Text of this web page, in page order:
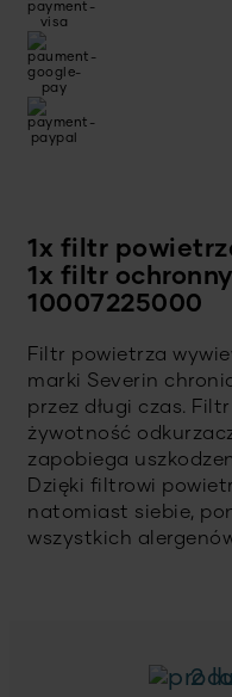
1x filtr
1x filtr
10007225000
Filtr powietrza
marki Severin
przez długi czas.
żywotność
zapobiega
Dzięki filtrowi
natomiast siebie,
wszystkich
2